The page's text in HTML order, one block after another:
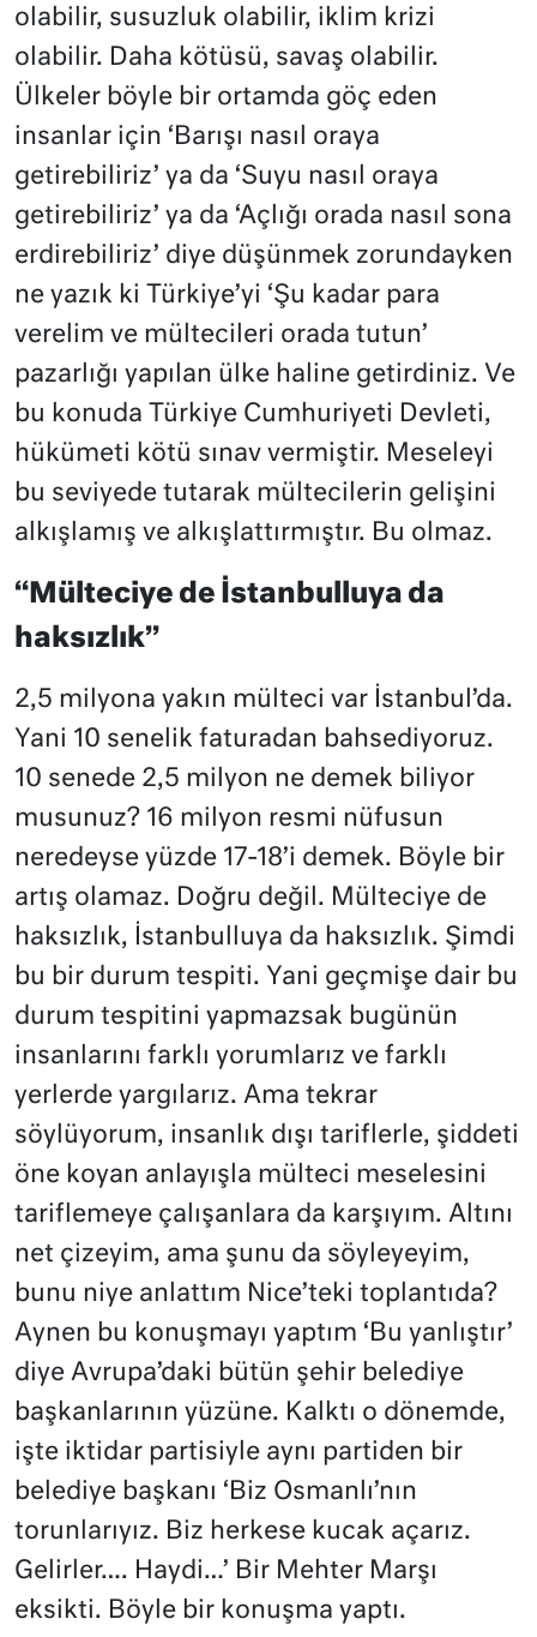
olabilir, susuzluk olabilir, iklim krizi
olabilir. Daha kötüsü, savaş olabilir.
Ülkeler böyle bir ortamda göç eden
insanlar için ‘Barışı nasıl oraya
getirebiliriz’ ya da ‘Suyu nasıl oraya
getirebiliriz’ ya da ‘Açlığı orada nasıl sona
erdirebiliriz’ diye düşünmek zorundayken
ne yazık ki Türkiye’yi ‘Şu kadar para
verelim ve mültecileri orada tutun’
pazarlığı yapılan ülke haline getirdiniz. Ve
bu konuda Türkiye Cumhuriyeti Devleti,
hükümeti kötü sınav vermiştir. Meseleyi
bu seviyede tutarak mültecilerin gelişini
alkışlamış ve alkışlattırmıştır. Bu olmaz.
“Mülteciye de İstanbulluya da
haksızlık”
2,5 milyona yakın mülteci var İstanbul’da.
Yani 10 senelik faturadan bahsediyoruz.
10 senede 2,5 milyon ne demek biliyor
musunuz? 16 milyon resmi nüfusun
neredeyse yüzde 17-18’i demek. Böyle bir
artış olamaz. Doğru değil. Mülteciye de
haksızlık, İstanbulluya da haksızlık. Şimdi
bu bir durum tespiti. Yani geçmişe dair bu
durum tespitini yapmazsak bugünün
insanlarını farklı yorumlarız ve farklı
yerlerde yargılarız. Ama tekrar
söylüyorum, insanlık dışı tariflerle, şiddeti
öne koyan anlayışla mülteci meselesini
tariflemeye çalışanlara da karşıyım. Altını
net çizeyim, ama şunu da söyleyeyim,
bunu niye anlattım Nice’teki toplantıda?
Aynen bu konuşmayı yaptım ‘Bu yanlıştır’
diye Avrupa’daki bütün şehir belediye
başkanlarının yüzüne. Kalktı o dönemde,
işte iktidar partisiyle aynı partiden bir
belediye başkanı ‘Biz Osmanlı’nın
torunlarıyız. Biz herkese kucak açarız.
Gelirler…. Haydi…’ Bir Mehter Marşı
eksikti. Böyle bir konuşma yaptı.